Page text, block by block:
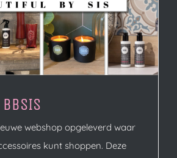
webshop opgeleverd waar
kunt shoppen. Deze